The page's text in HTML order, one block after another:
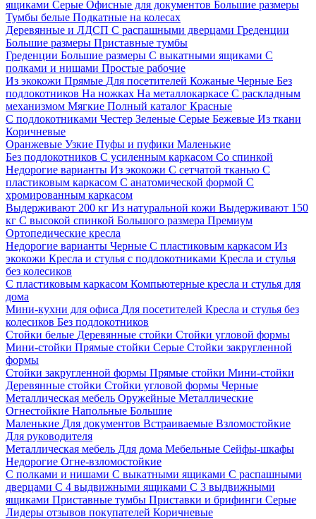
ящиками Серые Офисные для документов Большие размеры
Тумбы белые Подкатные на колесах
Деревянные и ЛДСП С распашными дверцами Греденции
Большие размеры Приставные тумбы
Греденции Большие размеры С выкатными ящиками С
полками и нишами Простые рабочие
Из экокожи Прямые Для посетителей Кожаные Черные Без
подлокотников На ножках На металлокаркасе С раскладным
механизмом Мягкие Полный каталог Красные
С подлокотниками Честер Зеленые Серые Бежевые Из ткани
Коричневые
Оранжевые Узкие Пуфы и пуфики Маленькие
Без подлокотников С усиленным каркасом Со спинкой
Недорогие варианты Из экокожи С сетчатой тканью С
пластиковым каркасом С анатомической формой С
хромированным каркасом
Выдерживают 200 кг Из натуральной кожи Выдерживают 150
кг С высокой спинкой Большого размера Премиум
Ортопедические кресла
Недорогие варианты Черные С пластиковым каркасом Из
экокожи Кресла и стулья с подлокотниками Кресла и стулья
без колесиков
С пластиковым каркасом Компьютерные кресла и стулья для
дома
Мини-кухни для офиса Для посетителей Кресла и стулья без
колесиков Без подлокотников
Стойки белые Деревянные стойки Стойки угловой формы
Мини-стойки Прямые стойки Серые Стойки закругленной
формы
Стойки закругленной формы Прямые стойки Мини-стойки
Деревянные стойки Стойки угловой формы Черные
Металлическая мебель Оружейные Металлические
Огнестойкие Напольные Большие
Маленькие Для документов Встраиваемые Взломостойкие
Для руководителя
Металлическая мебель Для дома Мебельные Сейфы-шкафы
Недорогие Огне-взломостойкие
С полками и нишами С выкатными ящиками С распашными
дверцами С 4 выдвижными ящиками С 3 выдвижными
ящиками Приставные тумбы Приставки и брифинги Серые
Лидеры отзывов покупателей Коричневые